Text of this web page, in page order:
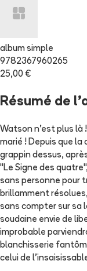
album simple
9782367960265
25,00 €
Résumé de
Watson n'est plus là
marié ! Depuis que
grappin dessus,
"Le Signe des
sans personne pour
brillamment
sans compter sur sa
soudaine envie de
improbable
blanchisserie
celui de